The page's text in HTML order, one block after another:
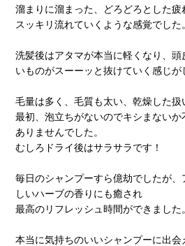
溜まりに溜まった、どろどろとした疲
スッキリ流れていくような感覚でした。
洗髪後はアタマが本当に軽くなり、
いものがスーーッと抜けていく感じが
毛量は多く、毛質も太い、乾燥した扱
最初、泡立ちがないのでキシまない
ありませんでした。
むしろドライ後はサラサラです！
毎日のシャンプーすら億劫でしたが
しいハーブの香りにも癒され
最高のリフレッシュ時間ができました。
本当に気持ちのいいシャンプーに出会